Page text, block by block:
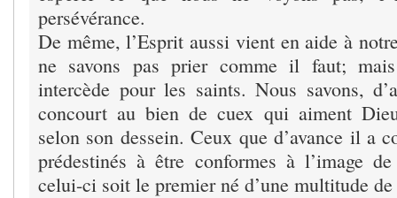
persévérance.
De même, l’Esprit aussi vient en aide à
ne savons pas prier comme il faut;
intercède pour les saints. Nous savons,
concourt au bien de cuex qui aiment
selon son dessein. Ceux que d’avance il a
prédestinés à être conformes à l’image
celui-ci soit le premier né d’une multitude